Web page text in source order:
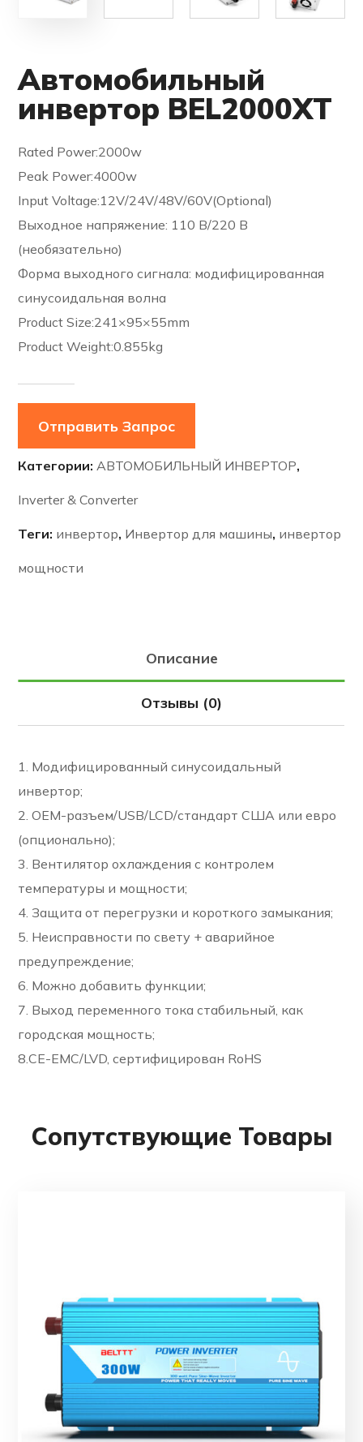
Автомобильный
инвертор BEL2000XT
Rated Power:2000w
Peak Power:4000w
Input Voltage:12V/24V/48V/60V(Optional)
Выходное напряжение: 110 В/220 В
(необязательно)
Форма выходного сигнала: модифицированная
синусоидальная волна
Product Size:241×95×55mm
Product Weight:0.855kg
Отправить Запрос
Категории:АВТОМОБИЛЬНЫЙ ИНВЕРТОР,
Inverter & Converter
Теги: инвертор, Инвертор для машины, инвертор
мощности
Описание
Отзывы (0)
1. Модифицированный синусоидальный
инвертор;
2. OEM-разъем/USB/LCD/стандарт США или евро
(опционально);
3. Вентилятор охлаждения с контролем
температуры и мощности;
4. Защита от перегрузки и короткого замыкания;
5. Неисправности по свету + аварийное
предупреждение;
6. Можно добавить функции;
7. Выход переменного тока стабильный, как
городская мощность;
8.CE-EMC/LVD, сертифицирован RoHS
Сопутствующие Товары